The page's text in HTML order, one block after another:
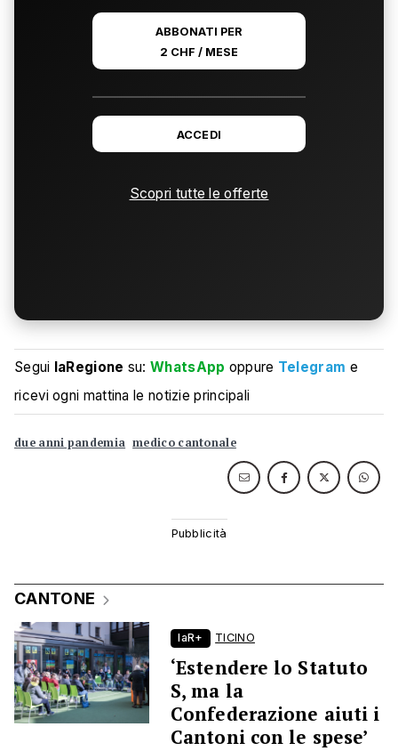
ABBONATI PER
2 CHF / MESE
ACCEDI
Scopri tutte le offerte
Segui laRegione su:WhatsApp oppure Telegram e
ricevi ogni mattina le notizie principali
due anni pandemia medico cantonale
CANTONE
laR+ TICINO
‘Estendere lo Statuto
S, ma la
Confederazione aiuti i
Cantoni con le spese’